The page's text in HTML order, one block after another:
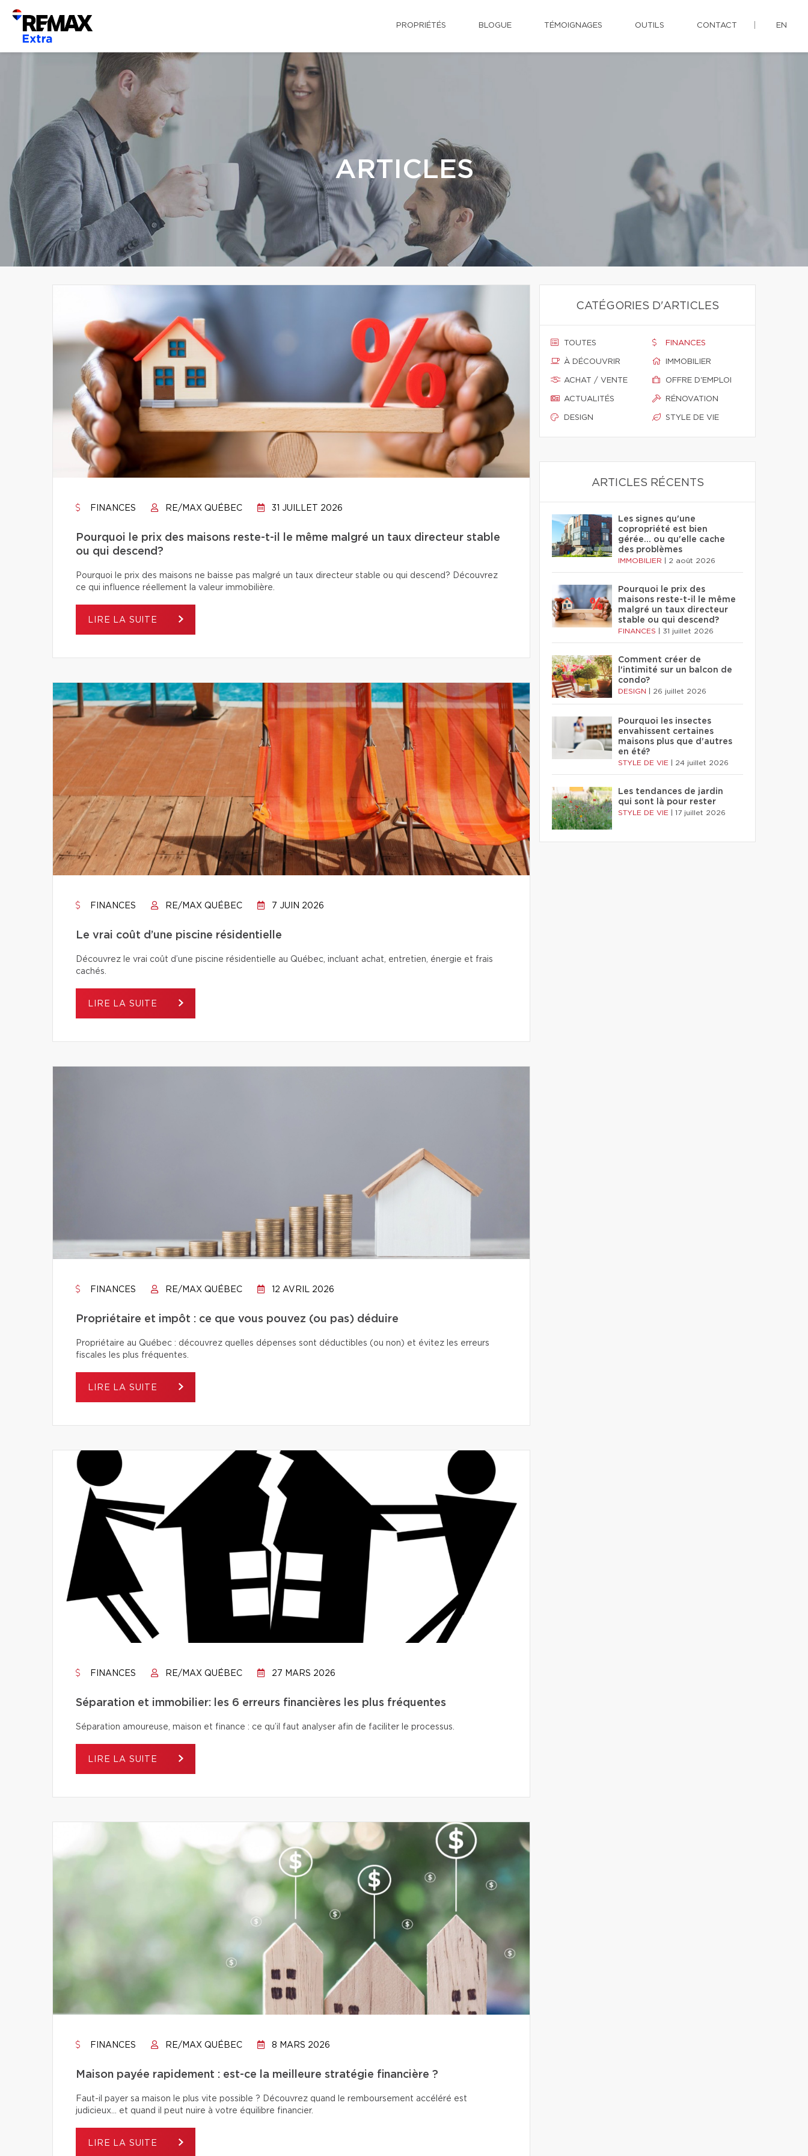
PROPRIÉTÉS BLOGUE TÉMOIGNAGES OUTILS CONTACT EN
ARTICLES
FINANCES RE/MAX QUÉBEC 31 JUILLET 2026
Pourquoi le prix des maisons reste-t-il le même malgré un taux directeur stable
ou qui descend?
Pourquoi le prix des maisons ne baisse pas malgré un taux directeur stable ou qui descend? Découvrez
ce qui influence réellement la valeur immobilière.
LIRE LA SUITE
FINANCES RE/MAX QUÉBEC 7 JUIN 2026
Le vrai coût d’une piscine résidentielle
Découvrez le vrai coût d’une piscine résidentielle au Québec, incluant achat, entretien, énergie et frais
cachés.
LIRE LA SUITE
FINANCES RE/MAX QUÉBEC 12 AVRIL 2026
Propriétaire et impôt : ce que vous pouvez (ou pas) déduire
Propriétaire au Québec : découvrez quelles dépenses sont déductibles (ou non) et évitez les erreurs
fiscales les plus fréquentes.
LIRE LA SUITE
FINANCES RE/MAX QUÉBEC 27 MARS 2026
Séparation et immobilier: les 6 erreurs financières les plus fréquentes
Séparation amoureuse, maison et finance : ce qu’il faut analyser afin de faciliter le processus.
LIRE LA SUITE
FINANCES RE/MAX QUÉBEC 8 MARS 2026
Maison payée rapidement : est-ce la meilleure stratégie financière ?
Faut-il payer sa maison le plus vite possible ? Découvrez quand le remboursement accéléré est
judicieux… et quand il peut nuire à votre équilibre financier.
LIRE LA SUITE
CATÉGORIES D'ARTICLES
TOUTES
À DÉCOUVRIR
ACHAT / VENTE
ACTUALITÉS
DESIGN
FINANCES
IMMOBILIER
OFFRE D'EMPLOI
RÉNOVATION
STYLE DE VIE
ARTICLES RÉCENTS
Les signes qu'une
copropriété est bien
gérée… ou qu'elle cache
des problèmes
IMMOBILIER 2 août 2026
Pourquoi le prix des
maisons reste-t-il le même
malgré un taux directeur
stable ou qui descend?
FINANCES 31 juillet 2026
Comment créer de
l'intimité sur un balcon de
condo?
DESIGN 26 juillet 2026
Pourquoi les insectes
envahissent certaines
maisons plus que d'autres
en été?
STYLE DE VIE 24 juillet 2026
Les tendances de jardin
qui sont là pour rester
STYLE DE VIE 17 juillet 2026